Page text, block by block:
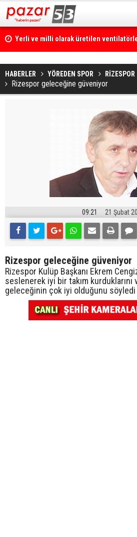
Yerli ve milli olarak üretilen
HABERLER YÖREDEN SPOR RİZESPOR
Rizespor geleceğine güveniyor
09:21 21 Şubat
Rizespor geleceğine güveniyor
Rizespor Kulüp Başkanı Ekrem
seslenerek iyi bir takım kurduklarını
geleceğinin çok iyi olduğunu söyledi